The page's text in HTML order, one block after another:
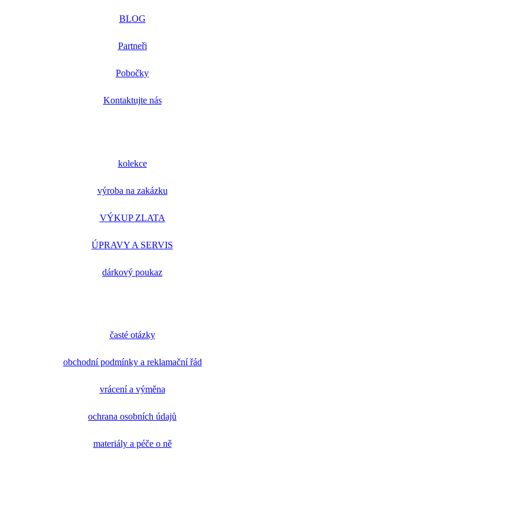
BLOG
Partneři
Pobočky
Kontaktujte nás
kolekce
výroba na zakázku
VÝKUP ZLATA
ÚPRAVY A SERVIS
dárkový poukaz
časté otázky
obchodní podmínky a reklamační řád
vrácení a výměna
ochrana osobních údajů
materiály a péče o ně